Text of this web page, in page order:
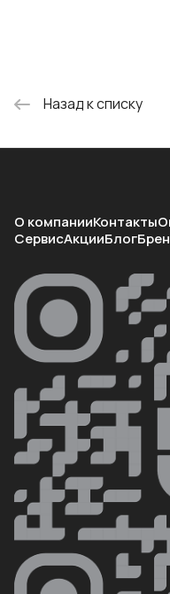
Назад к списку
О компанииКонтакты
СервисАкцииБлог